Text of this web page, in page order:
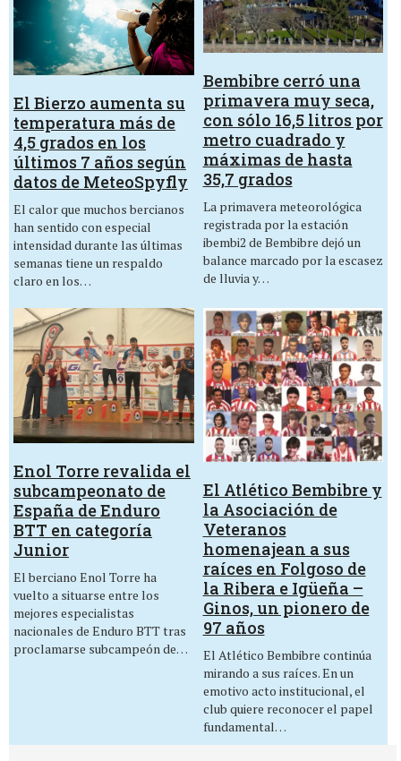
El Bierzo aumenta su
temperatura más de
4,5 grados en los
últimos 7 años según
datos de MeteoSpyfly
El calor que muchos bercianos
han sentido con especial
intensidad durante las últimas
semanas tiene un respaldo
claro en los…
Bembibre cerró una
primavera muy seca,
con sólo 16,5 litros por
metro cuadrado y
máximas de hasta
35,7 grados
La primavera meteorológica
registrada por la estación
ibembi2 de Bembibre dejó un
balance marcado por la escasez
de lluvia y…
Enol Torre revalida el
subcampeonato de
España de Enduro
BTT en categoría
Junior
El berciano Enol Torre ha
vuelto a situarse entre los
mejores especialistas
nacionales de Enduro BTT tras
proclamarse subcampeón de…
El Atlético Bembibre y
la Asociación de
Veteranos
homenajean a sus
raíces en Folgoso de
la Ribera e Igüeña –
Ginos, un pionero de
97 años
El Atlético Bembibre continúa
mirando a sus raíces. En un
emotivo acto institucional, el
club quiere reconocer el papel
fundamental…